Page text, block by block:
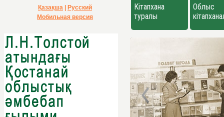
Қазақша
Русский
Мобильная версия
Кітапхана
туралы
Облыс